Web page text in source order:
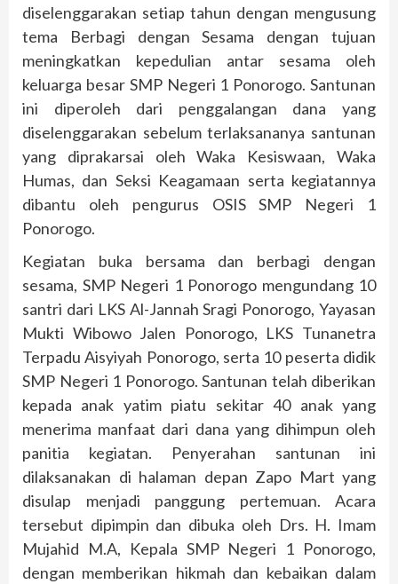
diselenggarakan setiap tahun dengan mengusung
tema Berbagi dengan Sesama dengan tujuan
meningkatkan kepedulian antar sesama oleh
keluarga besar SMP Negeri 1 Ponorogo. Santunan
ini diperoleh dari penggalangan dana yang
diselenggarakan sebelum terlaksananya santunan
yang diprakarsai oleh Waka Kesiswaan, Waka
Humas, dan Seksi Keagamaan serta kegiatannya
dibantu oleh pengurus OSIS SMP Negeri 1
Ponorogo.
Kegiatan buka bersama dan berbagi dengan
sesama, SMP Negeri 1 Ponorogo mengundang 10
santri dari LKS Al-Jannah Sragi Ponorogo, Yayasan
Mukti Wibowo Jalen Ponorogo, LKS Tunanetra
Terpadu Aisyiyah Ponorogo, serta 10 peserta didik
SMP Negeri 1 Ponorogo. Santunan telah diberikan
kepada anak yatim piatu sekitar 40 anak yang
menerima manfaat dari dana yang dihimpun oleh
panitia kegiatan. Penyerahan santunan ini
dilaksanakan di halaman depan Zapo Mart yang
disulap menjadi panggung pertemuan. Acara
tersebut dipimpin dan dibuka oleh Drs. H. Imam
Mujahid M.A, Kepala SMP Negeri 1 Ponorogo,
dengan memberikan hikmah dan kebaikan dalam